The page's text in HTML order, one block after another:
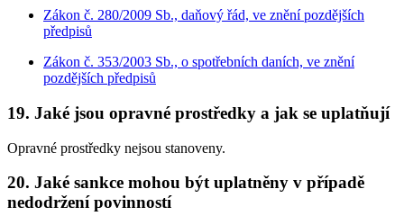
Zákon č. 280/2009 Sb., daňový řád, ve znění pozdějších
předpisů
Zákon č. 353/2003 Sb., o spotřebních daních, ve znění
pozdějších předpisů
19. Jaké jsou opravné prostředky a jak se uplatňují
Opravné prostředky nejsou stanoveny.
20. Jaké sankce mohou být uplatněny v případě
nedodržení povinností